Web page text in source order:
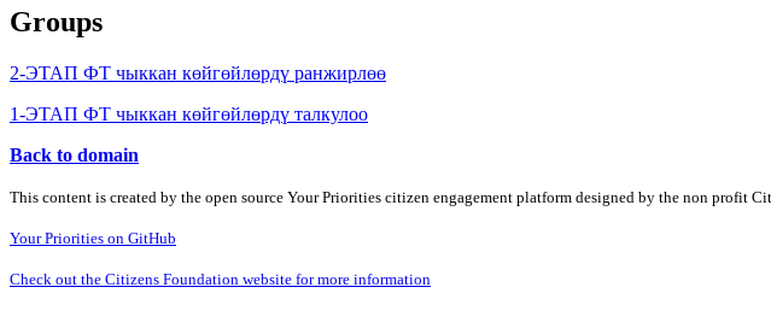
Groups
2-ЭТАП ФТ чыккан көйгөйлөрдү ранжирлөө
1-ЭТАП ФТ чыккан көйгөйлөрдү талкулоо
Back to domain
This content is created by the open source Your Priorities citizen engagement platform designed by the non profit
Your Priorities on GitHub
Check out the Citizens Foundation website for more information